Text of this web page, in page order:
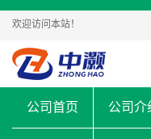
欢迎访问本站！
公司首页 公司介